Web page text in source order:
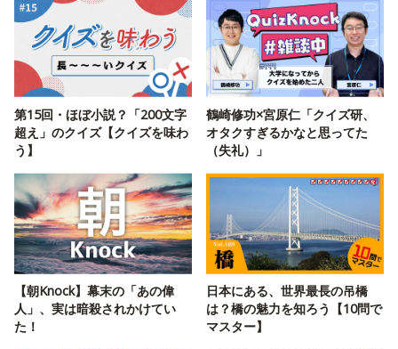
第15回・ほぼ小説？「200文字
超え」のクイズ【クイズを味わ
う】
鶴崎修功×宮原仁「クイズ研、
オタクすぎるかなと思ってた
（失礼）」
【朝Knock】幕末の「あの偉
人」、実は暗殺されかけてい
た！
日本にある、世界最長の吊橋
は？橋の魅力を知ろう【10問で
マスター】